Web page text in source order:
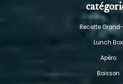
Recette
Lunch Box
Apéro
Boisson